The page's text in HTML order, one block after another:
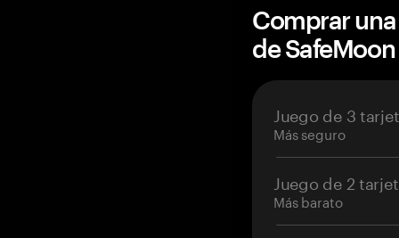
Comprar
de
Juego de 3
Más seguro
Juego de 2
Más barato